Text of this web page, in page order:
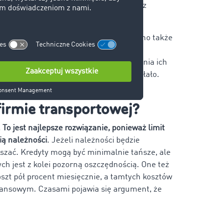
miejscu brany jest pod uwagę nasz
ubezpieczenie należności
. Zmniejsza ono także
samodzielnie, jak i przez firmę
jest to, że w momencie przekazania ich
żeby ubezpieczenie dalej działało.
nie działać po zrobieniu cesji.
transportowej?
jest najlepsze rozwiązanie, ponieważ limit
należności. Jeżeli należności będzie
Kredyty mogą być minimalnie tańsze, ale
jest z kolei pozorną oszczędnością. One też
pół procent miesięcznie, a tamtych kosztów
Czasami pojawia się argument, że